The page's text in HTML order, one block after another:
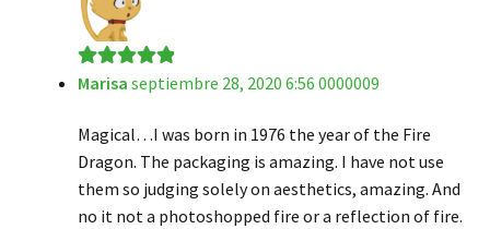
Valorado en5
Marisa septiembre 28, 2020 6:56 0000009
Magical…I was born in 1976 the year of the Fire
Dragon. The packaging is amazing. I have not use
them so judging solely on aesthetics, amazing. And
no it not a photoshopped fire or a reflection of fire.